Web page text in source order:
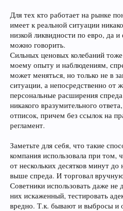
Для тех кто работает на рынке
имеет к реальной ситуации
низкой ликвидности по евро, да
можно говорить.
Сильных ценовых колебаний
моему опыту и наблюдениям,
может меняться, но только не в
ситуации, а непосредственно от
персональные расширения
никакого вразумительного
отписок, причем без ссылок на
регламент.
Заметьте для себя, что такие
компания использовала при том,
от нескольких десятков минут до
выше спреда. И торговал
Советники использовать даже
них искаженный, тестировать
вредно. Т.к. бывают и выбросы и